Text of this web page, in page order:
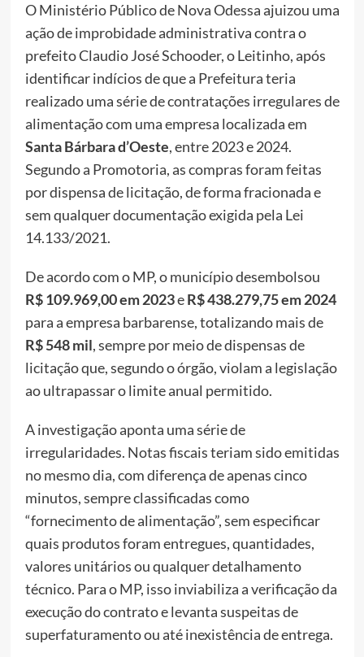
O Ministério Público de Nova Odessa ajuizou uma
ação de improbidade administrativa contra o
prefeito Claudio José Schooder, o Leitinho, após
identificar indícios de que a Prefeitura teria
realizado uma série de contratações irregulares de
alimentação com uma empresa localizada em
Santa Bárbara d’Oeste, entre 2023 e 2024.
Segundo a Promotoria, as compras foram feitas
por dispensa de licitação, de forma fracionada e
sem qualquer documentação exigida pela Lei
14.133/2021.
De acordo com o MP, o município desembolsou
R$ 109.969,00 em 2023eR$ 438.279,75 em 2024
para a empresa barbarense, totalizando mais de
R$ 548 mil, sempre por meio de dispensas de
licitação que, segundo o órgão, violam a legislação
ao ultrapassar o limite anual permitido.
A investigação aponta uma série de
irregularidades. Notas fiscais teriam sido emitidas
no mesmo dia, com diferença de apenas cinco
minutos, sempre classificadas como
“fornecimento de alimentação”, sem especificar
quais produtos foram entregues, quantidades,
valores unitários ou qualquer detalhamento
técnico. Para o MP, isso inviabiliza a verificação da
execução do contrato e levanta suspeitas de
superfaturamento ou até inexistência de entrega.